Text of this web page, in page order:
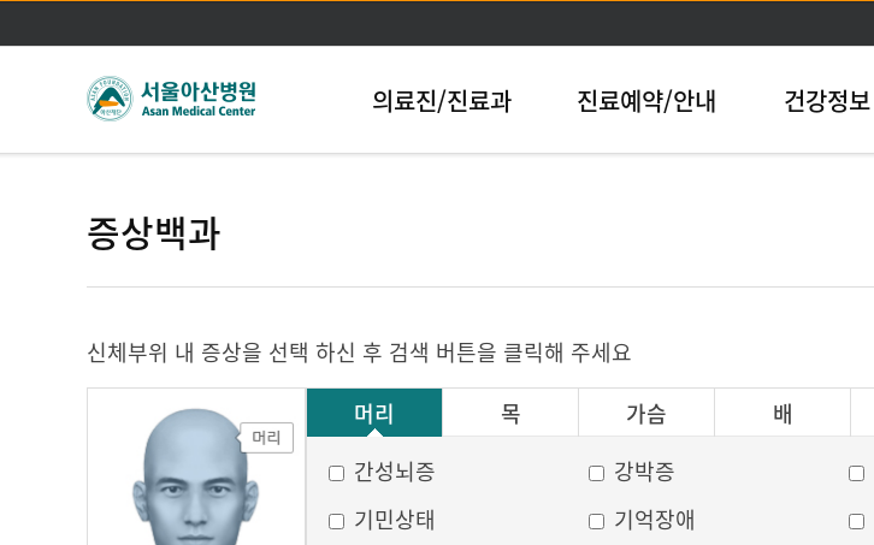
본문바로가기
의료진/진료과 진료예약/안내 건강정보
증상백과
신체부위 내 증상을 선택 하신 후 검색 버튼을 클릭해 주세요
머리
목 가슴 배
그 외
간성뇌증 강박증
기민상태
기억장애